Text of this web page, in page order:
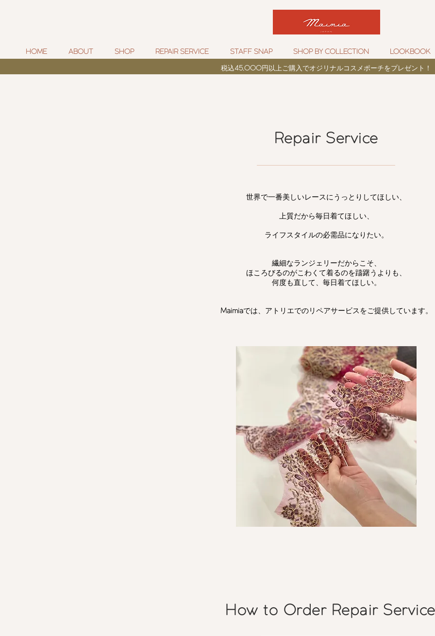
HOME ABOUT SHOP REPAIR SERVICE STAFF SNAP SHOP BY COLLECTION LOOKBOOK
Repair Service
世界で一番美しいレースにうっとりしてほしい、
上質だから毎日着てほしい、
ライフスタイルの必需品になりたい。
繊細なランジェリーだからこそ、
ほころびるのがこわくて着るのを躊躇うよりも、
何度も直して、毎日着てほしい。
Maimiaでは、アトリエでのリペアサービスをご提供しています。
​How to Order Repair Service
税込45,000円以上ご購入でオジリナルコスメポーチをプレゼント！